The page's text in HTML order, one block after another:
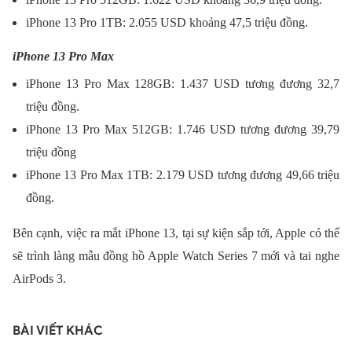
iPhone 13 Pro 1TB: 2.055 USD khoảng 47,5 triệu đồng.
iPhone 13 Pro Max
iPhone 13 Pro Max 128GB: 1.437 USD tương đương 32,7
triệu đồng.
iPhone 13 Pro Max 512GB: 1.746 USD tương đương 39,79
triệu đồng
iPhone 13 Pro Max 1TB: 2.179 USD tương đương 49,66 triệu
đồng.
Bên cạnh, việc ra mắt iPhone 13, tại sự kiện sắp tới, Apple có thể
sẽ trình làng mẫu đồng hồ Apple Watch Series 7 mới và tai nghe
AirPods 3.
BÀI VIẾT KHÁC